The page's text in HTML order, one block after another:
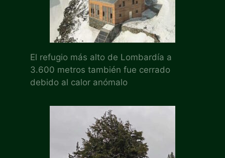
El refugio más alto de Lombardía a
3.600 metros también fue cerrado
debido al calor anómalo